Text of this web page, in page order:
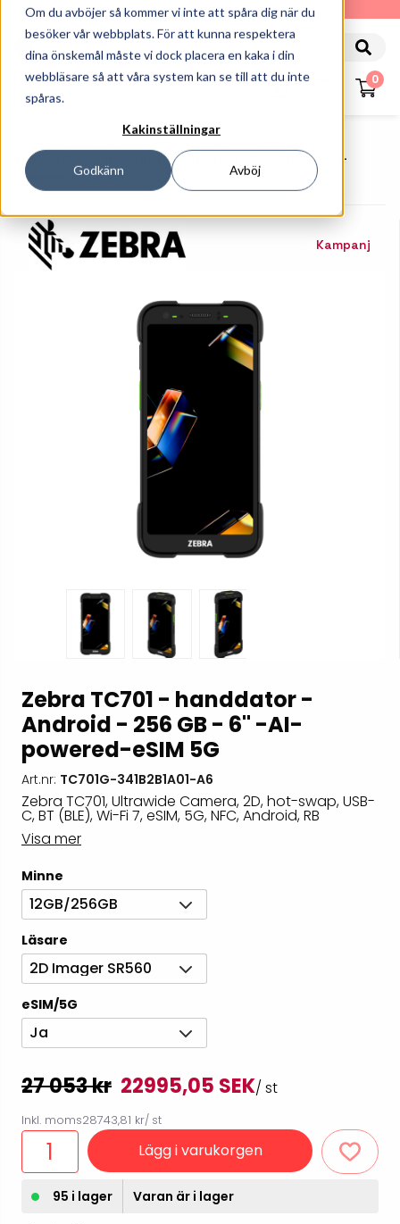
Om du avböjer så kommer vi inte att spåra dig när du
besöker vår webbplats. För att kunna respektera
dina önskemål måste vi dock placera en kaka i din
webbläsare så att våra system kan se till att du inte
spåras.
Kakinställningar
Godkänn Avböj
010-162 61 90
0
Handdatorer
Handdatorer
Zebra TC701 - Handdator - Android - 256 GB - 6" -AI-
Powered-ESIM 5G
Kampanj
Zebra TC701 - handdator -
Android - 256 GB - 6" -AI-
powered-eSIM 5G
Art.nr: TC701G-341B2B1A01-A6
Zebra TC701, Ultrawide Camera, 2D, hot-swap, USB-
C, BT (BLE), Wi-Fi 7, eSIM, 5G, NFC, Android, RB
Visa mer
Minne
12GB/256GB
Läsare
2D Imager SR560
eSIM/5G
Ja
27 053 kr 22995,05 SEK/ st
Inkl. moms28743,81 kr/ st
Lägg i varukorgen
95 i lager Varan är i lager